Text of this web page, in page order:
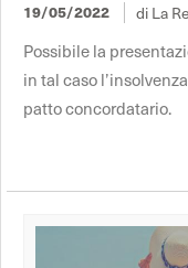
19/05/2022 di La
Possibile la
in tal caso
patto concordatario.